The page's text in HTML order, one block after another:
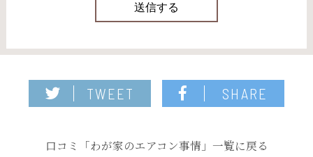
TWEET SHARE
口コミ「わが家のエアコン事情」一覧に戻る